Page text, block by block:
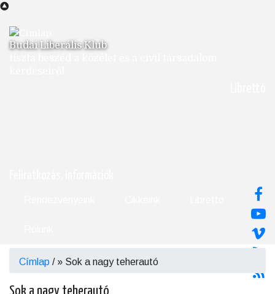
Ugrás
tartalomra
Budai Liberális Klub
Morzsa
Címlap / Sok a nagy teherautó
Sok a nagy teherautó